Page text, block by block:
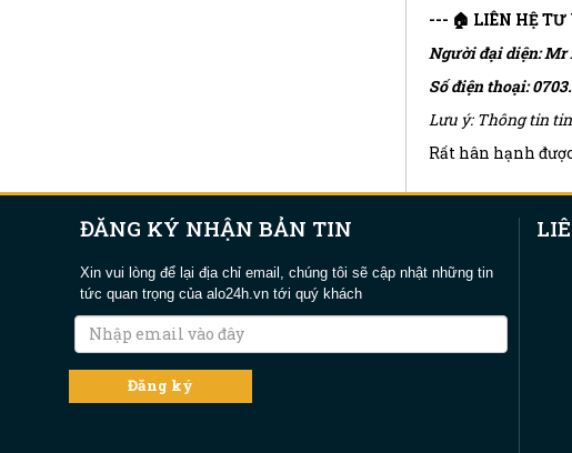
--- 🏠 LIÊN HỆ
Người đại diện: Mr
Số điện thoại:
Lưu ý: Thông tin
Rất hân hạnh
ĐĂNG KÝ NHẬN BẢN TIN
Xin vui lòng để lại địa chỉ email, chúng tôi sẽ cập nhật những tin
tức quan trọng của alo24h.vn tới quý khách